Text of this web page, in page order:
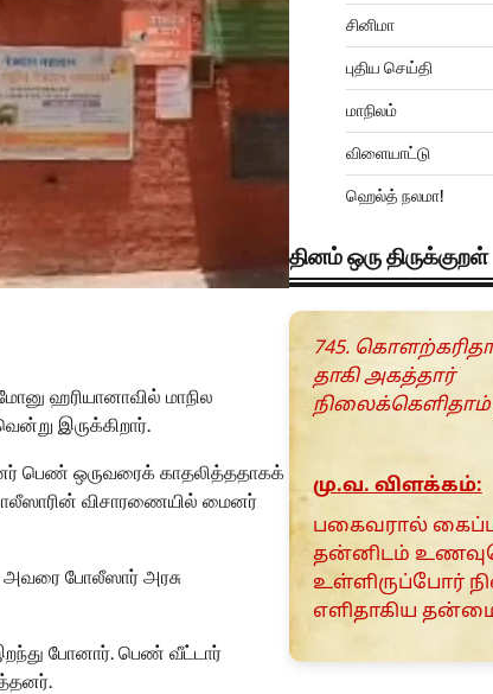
ஹரியானாவில் மாநில
இருக்கிறார்.
பெண் ஒருவரைக் காதலித்ததாகக்
விசாரணையில் மைனர்
அவரை போலீஸார் அரசு
போனார். பெண் வீட்டார்
சினிமா
புதிய செய்தி
மாநிலம்
விளையாட்டு
ஹெல்த் நலமா!
தினம் ஒரு திருக்குறள்
745.
தாகி அகத்தார்
மு.வ. விளக்கம்:
பகைவரால்
தன்னிடம்
உள்ளிருப்போர்
எளிதாகிய